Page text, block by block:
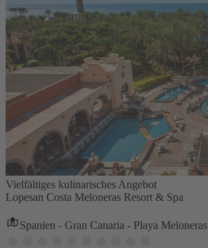
Vielfältiges kulinarisches Angebot
Lopesan Costa Meloneras Resort & Spa
Spanien - Gran Canaria - Playa Meloneras